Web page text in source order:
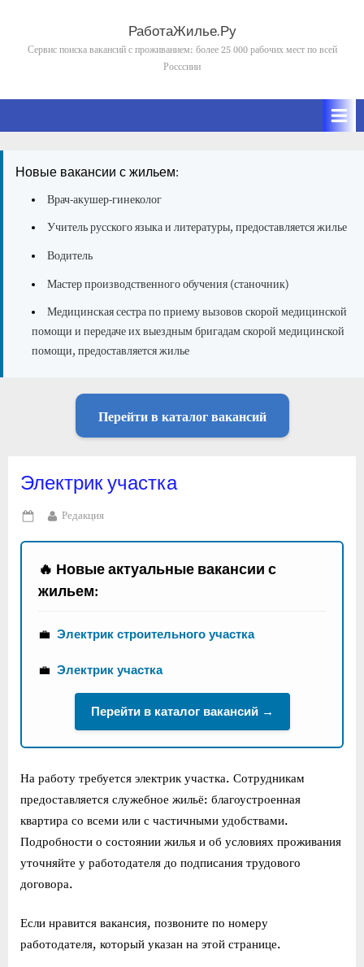
content
РаботаЖилье.Ру
Сервис поиска вакансий с проживанием: более 25 000 рабочих мест по всей
Росссиии
Новые вакансии с жильем:
Врач-акушер-гинеколог
Учитель русского языка и литературы, предоставляется жилье
Водитель
Мастер производственного обучения (станочник)
Медицинская сестра по приему вызовов скорой медицинской
помощи и передаче их выездным бригадам скорой медицинской
помощи, предоставляется жилье
Перейти в каталог вакансий
Электрик участка
Posted
on
By
Редакция
🔥 Новые актуальные вакансии с
жильем:
💼 Электрик строительного участка
💼 Электрик участка
Перейти в каталог вакансий →
На работу требуется электрик участка. Сотрудникам
предоставляется служебное жильё: благоустроенная
квартира со всеми или с частичными удобствами.
Подробности о состоянии жилья и об условиях проживания
уточняйте у работодателя до подписания трудового
договора.
Если нравится вакансия, позвоните по номеру
работодателя, который указан на этой странице.